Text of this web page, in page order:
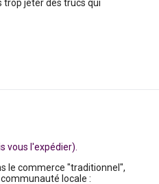
trop jeter des trucs qui
vous l'expédier).
le commerce "traditionnel",
locale :